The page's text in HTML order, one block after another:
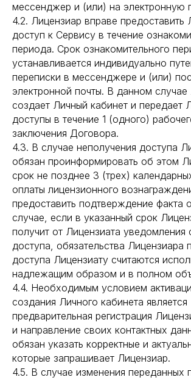
мессенджер и (или) на электронную
4.2. Лицензиар вправе предоставить
доступ к Сервису в течение
периода. Срок ознакомительного
устанавливается индивидуально
переписки в мессенджере и (или)
электронной почты. В данном случае
создает Личный кабинет и передает
доступы в течение 1 (одного)
заключения Договора.
4.3. В случае неполучения доступа
обязан проинформировать об этом
срок не позднее 3 (трех)
оплаты лицензионного
предоставить подтверждение факта
случае, если в указанный срок
получит от Лицензиата уведомления
доступа, обязательства Лицензиара
доступа Лицензиату считаются
надлежащим образом и в полном
4.4. Необходимым условием
создания Личного кабинета является
предварительная регистрация
и направление своих контактных
обязан указать корректные и
которые запрашивает Лицензиар.
4.5. В случае изменения переданных